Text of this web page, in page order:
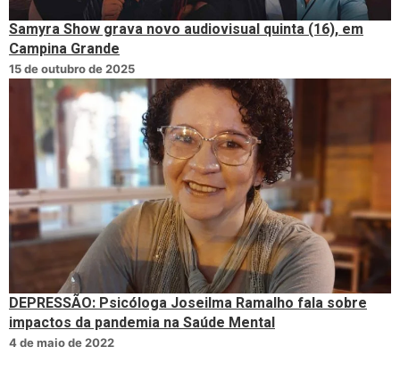
Samyra Show grava novo audiovisual quinta (16), em
Campina Grande
15 de outubro de 2025
DEPRESSÃO: Psicóloga Joseilma Ramalho fala sobre
impactos da pandemia na Saúde Mental
4 de maio de 2022